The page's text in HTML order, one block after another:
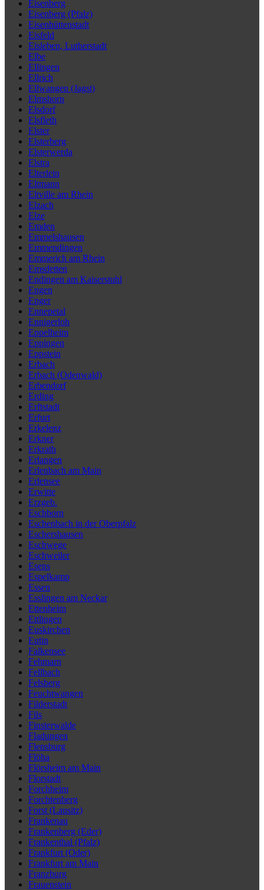
Eisenberg
Eisenberg (Pfalz)
Eisenhüttenstadt
Eisfeld
Eisleben, Lutherstadt
Elbe
Ellingen
Ellrich
Ellwangen (Jagst)
Elmshorn
Elsdorf
Elsfleth
Elster
Elsterberg
Elsterwerda
Elstra
Elterlein
Eltmann
Eltville am Rhein
Elzach
Elze
Emden
Emmelshausen
Emmendingen
Emmerich am Rhein
Emsdetten
Endingen am Kaiserstuhl
Engen
Enger
Ennepetal
Ennigerloh
Eppelheim
Eppingen
Eppstein
Erbach
Erbach (Odenwald)
Erbendorf
Erding
Erftstadt
Erfurt
Erkelenz
Erkner
Erkrath
Erlangen
Erlenbach am Main
Erlensee
Erwitte
Erzgeb.
Eschborn
Eschenbach in der Oberpfalz
Eschershausen
Eschwege
Eschweiler
Esens
Espelkamp
Essen
Esslingen am Neckar
Ettenheim
Ettlingen
Euskirchen
Eutin
Falkensee
Fehmarn
Fellbach
Felsberg
Feuchtwangen
Filderstadt
Fils
Finsterwalde
Fladungen
Flensburg
Flöha
Flörsheim am Main
Florstadt
Forchheim
Forchtenberg
Forst (Lausitz)
Frankenau
Frankenberg (Eder)
Frankenthal (Pfalz)
Frankfurt (Oder)
Frankfurt am Main
Franzburg
Frauenstein